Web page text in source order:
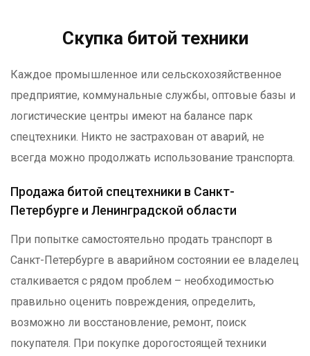
Скупка битой техники
Каждое промышленное или сельскохозяйственное
предприятие, коммунальные службы, оптовые базы и
логистические центры имеют на балансе парк
спецтехники. Никто не застрахован от аварий, не
всегда можно продолжать использование транспорта.
Продажа битой спецтехники в Санкт-
Петербурге и Ленинградской области
При попытке самостоятельно продать транспорт в
Санкт-Петербурге в аварийном состоянии ее владелец
сталкивается с рядом проблем – необходимостью
правильно оценить повреждения, определить,
возможно ли восстановление, ремонт, поиск
покупателя. При покупке дорогостоящей техники